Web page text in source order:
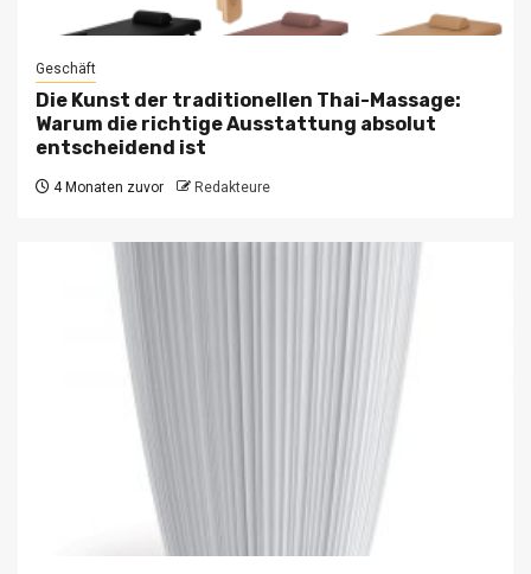
Geschäft
Die Kunst der traditionellen Thai-Massage:
Warum die richtige Ausstattung absolut
entscheidend ist
4 Monaten zuvor Redakteure